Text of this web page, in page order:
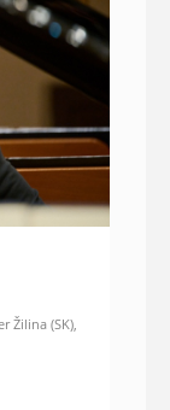
Žilina (SK),